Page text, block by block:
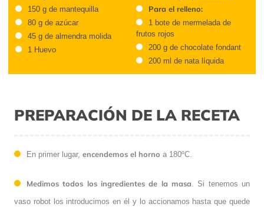
150 g de mantequilla
80 g de azúcar
45 g de almendra molida
1 Huevo
Para el relleno:
1 bote de mermelada de
frutos rojos
200 g de chocolate fondant
200 ml de nata líquida
PREPARACIÓN DE LA RECETA
En primer lugar, encendemos el horno a 180ºC.
Medimos todos los ingredientes de la masa. Si tenemos un
vaso robot los introducimos en él y lo accionamos hasta que quede